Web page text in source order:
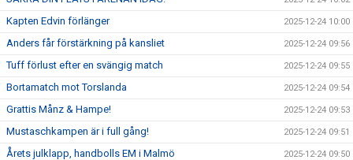
Kapten Edvin förlänger 2025-12-24 10:00
Anders får förstärkning på kansliet 2025-12-24 09:56
Tuff förlust efter en svängig match 2025-12-24 09:55
Bortamatch mot Torslanda 2025-12-24 09:54
Grattis Månz & Hampe! 2025-12-24 09:53
Mustaschkampen är i full gång! 2025-12-24 09:51
Årets julklapp, handbolls EM i Malmö 2025-12-24 09:50